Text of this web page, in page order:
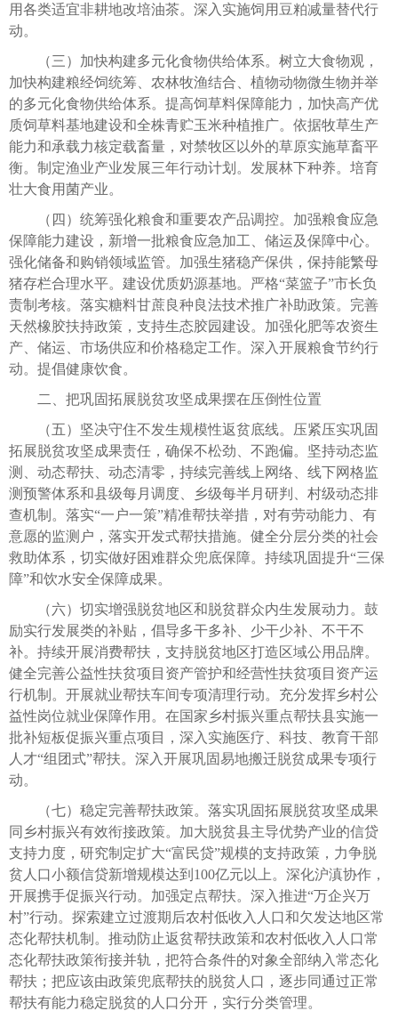
用各类适宜非耕地改培油茶。深入实施饲用豆粕减量替代行
动。
（三）加快构建多元化食物供给体系。树立大食物观，
加快构建粮经饲统筹、农林牧渔结合、植物动物微生物并举
的多元化食物供给体系。提高饲草料保障能力，加快高产优
质饲草料基地建设和全株青贮玉米种植推广。依据牧草生产
能力和承载力核定载畜量，对禁牧区以外的草原实施草畜平
衡。制定渔业产业发展三年行动计划。发展林下种养。培育
壮大食用菌产业。
（四）统筹强化粮食和重要农产品调控。加强粮食应急
保障能力建设，新增一批粮食应急加工、储运及保障中心。
强化储备和购销领域监管。加强生猪稳产保供，保持能繁母
猪存栏合理水平。建设优质奶源基地。严格“菜篮子”市长负
责制考核。落实糖料甘蔗良种良法技术推广补助政策。完善
天然橡胶扶持政策，支持生态胶园建设。加强化肥等农资生
产、储运、市场供应和价格稳定工作。深入开展粮食节约行
动。提倡健康饮食。
二、把巩固拓展脱贫攻坚成果摆在压倒性位置
（五）坚决守住不发生规模性返贫底线。压紧压实巩固
拓展脱贫攻坚成果责任，确保不松劲、不跑偏。坚持动态监
测、动态帮扶、动态清零，持续完善线上网络、线下网格监
测预警体系和县级每月调度、乡级每半月研判、村级动态排
查机制。落实“一户一策”精准帮扶举措，对有劳动能力、有
意愿的监测户，落实开发式帮扶措施。健全分层分类的社会
救助体系，切实做好困难群众兜底保障。持续巩固提升“三保
障”和饮水安全保障成果。
（六）切实增强脱贫地区和脱贫群众内生发展动力。鼓
励实行发展类的补贴，倡导多干多补、少干少补、不干不
补。持续开展消费帮扶，支持脱贫地区打造区域公用品牌。
健全完善公益性扶贫项目资产管护和经营性扶贫项目资产运
行机制。开展就业帮扶车间专项清理行动。充分发挥乡村公
益性岗位就业保障作用。在国家乡村振兴重点帮扶县实施一
批补短板促振兴重点项目，深入实施医疗、科技、教育干部
人才“组团式”帮扶。深入开展巩固易地搬迁脱贫成果专项行
动。
（七）稳定完善帮扶政策。落实巩固拓展脱贫攻坚成果
同乡村振兴有效衔接政策。加大脱贫县主导优势产业的信贷
支持力度，研究制定扩大“富民贷”规模的支持政策，力争脱
贫人口小额信贷新增规模达到100亿元以上。深化沪滇协作，
开展携手促振兴行动。加强定点帮扶。深入推进“万企兴万
村”行动。探索建立过渡期后农村低收入人口和欠发达地区常
态化帮扶机制。推动防止返贫帮扶政策和农村低收入人口常
态化帮扶政策衔接并轨，把符合条件的对象全部纳入常态化
帮扶；把应该由政策兜底帮扶的脱贫人口，逐步同通过正常
帮扶有能力稳定脱贫的人口分开，实行分类管理。